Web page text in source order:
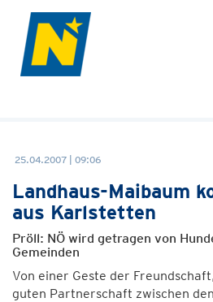
25.04.2007 | 09:06
Landhaus-Maibaum
aus Karlstetten
Pröll: NÖ wird getragen von
Gemeinden
Von einer Geste der
guten Partnerschaft zwischen